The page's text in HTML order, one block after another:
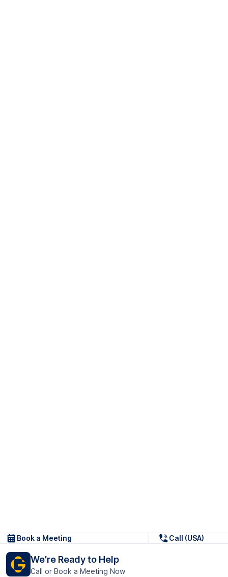
Book a Meeting Call (USA)
We’re Ready to Help
Call or Book a Meeting Now